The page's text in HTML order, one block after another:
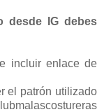
desde IG debes
incluir enlace de
el patrón utilizado